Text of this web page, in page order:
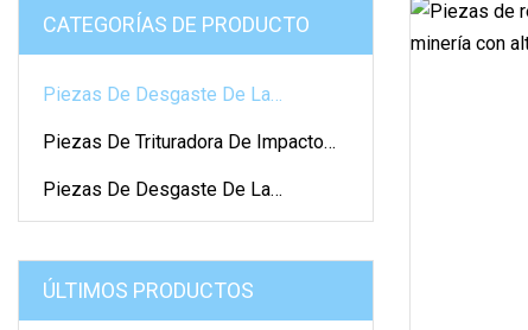
CATEGORÍAS DE PRODUCTO
Piezas De Desgaste De La
Piezas De Trituradora De Impacto
Piezas De Desgaste De La
Trituradora De Mandíbula
ÚLTIMOS PRODUCTOS